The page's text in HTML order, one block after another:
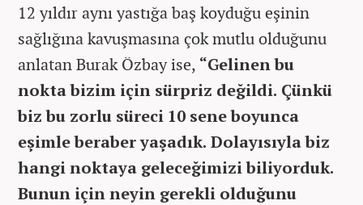
12 yıldır aynı yastığa baş koyduğu eşinin
sağlığına kavuşmasına çok mutlu olduğunu
anlatan Burak Özbay ise, “Gelinen bu
nokta bizim için sürpriz değildi. Çünkü
biz bu zorlu süreci 10 sene boyunca
eşimle beraber yaşadık. Dolayısıyla biz
hangi noktaya geleceğimizi biliyorduk.
Bunun için neyin gerekli olduğunu